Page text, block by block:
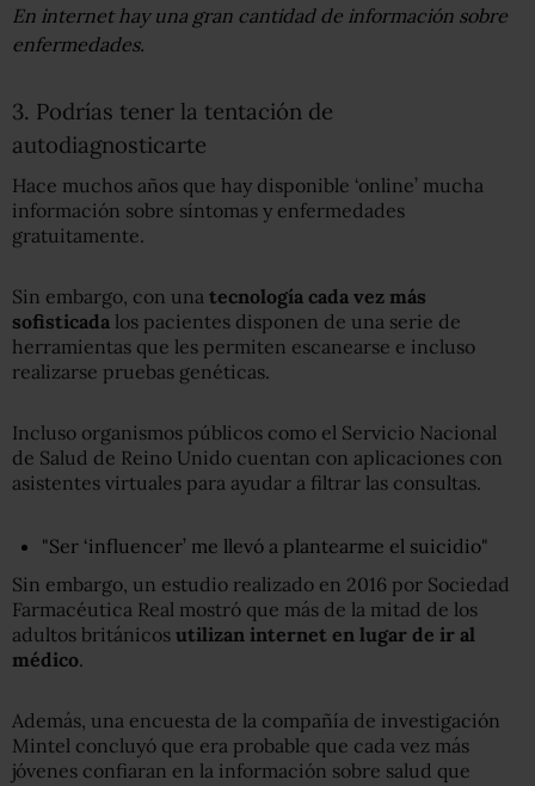
En internet hay una gran cantidad de información sobre
enfermedades.
3. Podrías tener la tentación de
autodiagnosticarte
Hace muchos años que hay disponible ‘online’ mucha
información sobre síntomas y enfermedades
gratuitamente.
Sin embargo, con una tecnología cada vez más
sofisticada los pacientes disponen de una serie de
herramientas que les permiten escanearse e incluso
realizarse pruebas genéticas.
Incluso organismos públicos como el Servicio Nacional
de Salud de Reino Unido cuentan con aplicaciones con
asistentes virtuales para ayudar a filtrar las consultas.
"Ser ‘influencer’ me llevó a plantearme el suicidio"
Sin embargo, un estudio realizado en 2016 por Sociedad
Farmacéutica Real mostró que más de la mitad de los
adultos británicos utilizan internet en lugar de ir al
médico.
Además, una encuesta de la compañía de investigación
Mintel concluyó que era probable que cada vez más
jóvenes confiaran en la información sobre salud que